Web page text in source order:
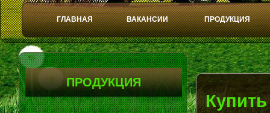
ГЛАВНАЯ ВАКАНСИИ ПРОДУКЦИЯ
Play
Stop
ПРОДУКЦИЯ